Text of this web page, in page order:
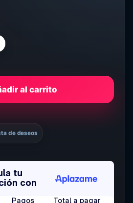
al carrito
de deseos